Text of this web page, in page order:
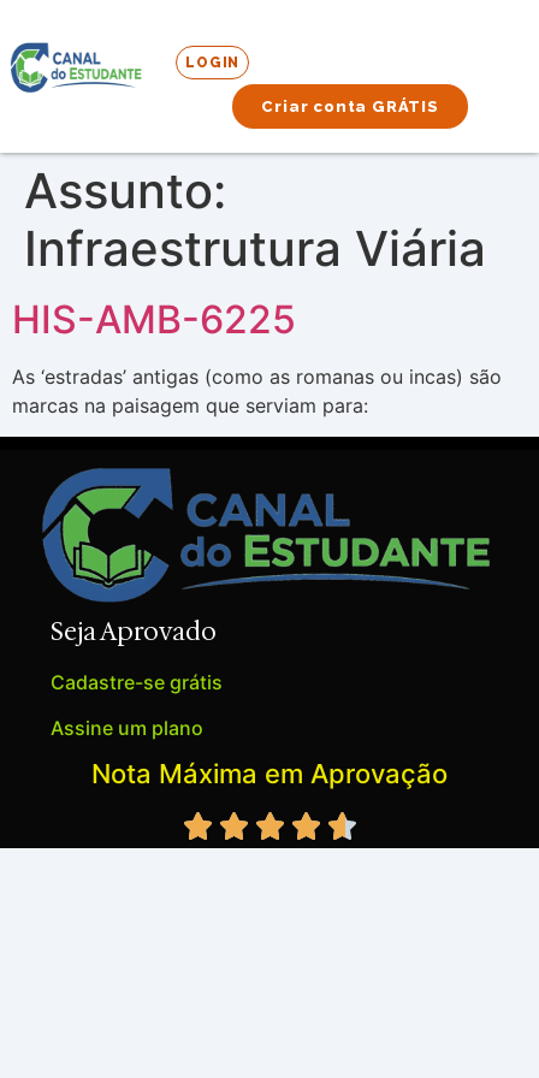
LOGIN
Criar conta GRÁTIS
Assunto:
Infraestrutura Viária
HIS-AMB-6225
As ‘estradas’ antigas (como as romanas ou incas) são
marcas na paisagem que serviam para:
Seja Aprovado
Cadastre-se grátis
Assine um plano
Nota Máxima em Aprovação